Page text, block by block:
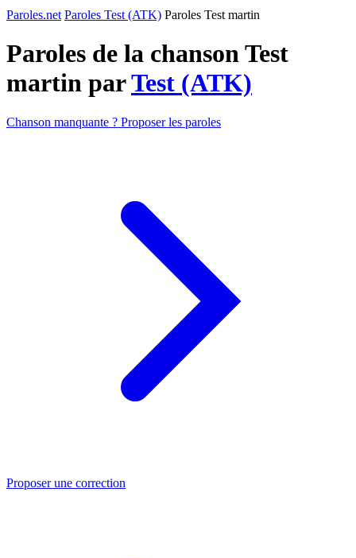
Paroles.net Paroles Test (ATK) Paroles Test martin
Paroles de la chanson Test
martin parTest (ATK)
Chanson manquante ? Proposer les paroles
Proposer une correction